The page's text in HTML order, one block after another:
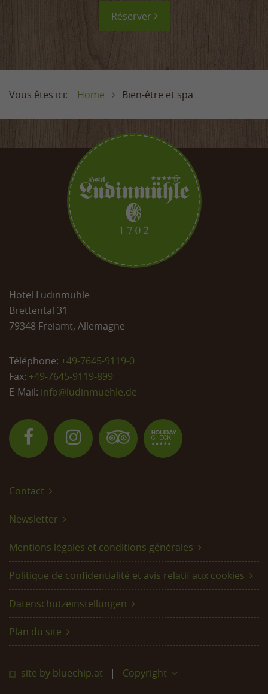
Réserver
Home Bien-être et spa
Hotel Ludinmühle
Brettental 31
79348 Freiamt, Allemagne
Téléphone: +49-7645-9119-0
Fax: +49-7645-9119-899
E-Mail: info@ludinmuehle.de
Contact
Newsletter
Mentions légales et conditions générales
Politique de confidentialité et avis relatif aux cookies
Datenschutzeinstellungen
Plan du site
site by bluechip.at Copyright